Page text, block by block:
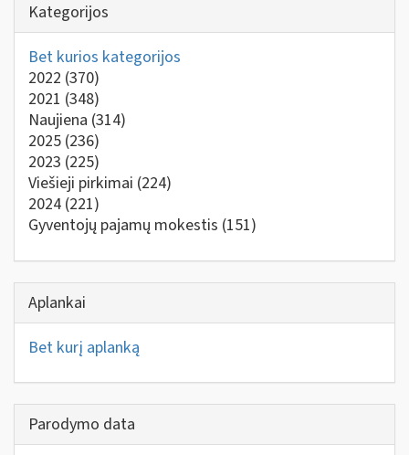
Kategorijos
Bet kurios kategorijos
2022 (370)
2021 (348)
Naujiena (314)
2025 (236)
2023 (225)
Viešieji pirkimai (224)
2024 (221)
Gyventojų pajamų mokestis (151)
Aplankai
Bet kurį aplanką
Parodymo data